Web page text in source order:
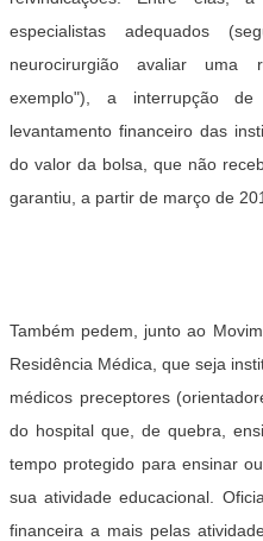
especialistas adequados
neurocirurgião avaliar uma
exemplo"), a interrupção
levantamento financeiro das
do valor da bolsa, que não
garantiu, a partir de março de
Também pedem, junto ao
Residência Médica, que seja
médicos preceptores
do hospital que, de quebra,
tempo protegido para ensinar
sua atividade educacional.
financeira a mais pelas